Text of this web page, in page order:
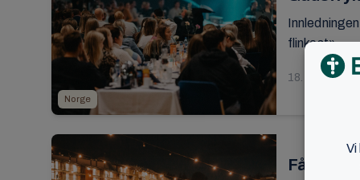
Norge
flinkest» ...
18. september
Få